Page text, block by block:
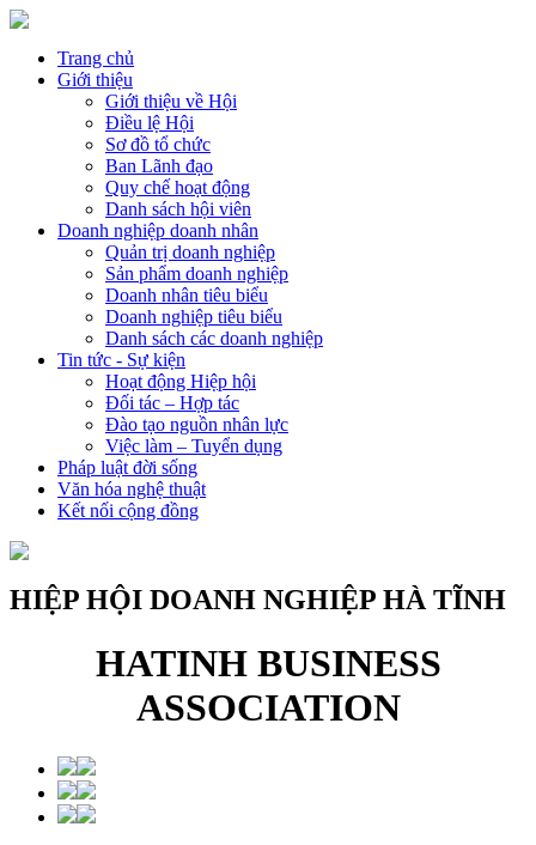
Trang chủ
Giới thiệu
Giới thiệu về Hội
Điều lệ Hội
Sơ đồ tổ chức
Ban Lãnh đạo
Quy chế hoạt động
Danh sách hội viên
Doanh nghiệp doanh nhân
Quản trị doanh nghiệp
Sản phẩm doanh nghiệp
Doanh nhân tiêu biểu
Doanh nghiệp tiêu biểu
Danh sách các doanh nghiệp
Tin tức - Sự kiện
Hoạt động Hiệp hội
Đối tác – Hợp tác
Đào tạo nguồn nhân lực
Việc làm – Tuyển dụng
Pháp luật đời sống
Văn hóa nghệ thuật
Kết nối cộng đồng
HIỆP HỘI DOANH NGHIỆP HÀ TĨNH
HATINH BUSINESS
ASSOCIATION